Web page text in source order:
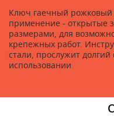
Ключ гаечный рожковый
применение - открытые
размерами, для
крепежных работ.
стали, прослужит
использовании